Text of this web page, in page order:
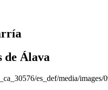
de Álava
es_def/media/images/